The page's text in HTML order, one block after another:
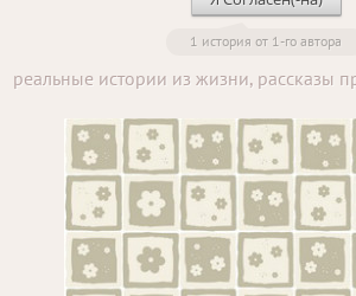
1 история от 1-го автора
реальные истории из жизни, рассказы